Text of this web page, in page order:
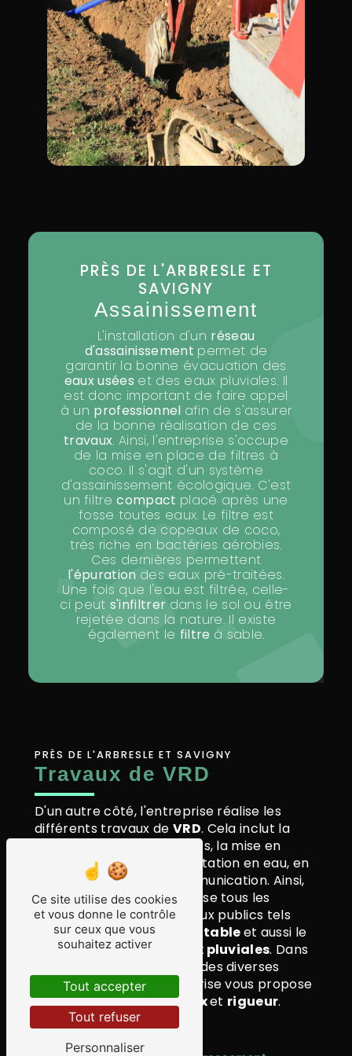
PRÈS DE L'ARBRESLE ET
SAVIGNY
Assainissement
L'installation d'un réseau
d'assainissement permet de
garantir la bonne évacuation des
eaux usées et des eaux pluviales. Il
est donc important de faire appel
à un professionnel afin de s'assurer
de la bonne réalisation de ces
travaux. Ainsi, l'entreprise s'occupe
de la mise en place de filtres à
coco. Il s'agit d'un système
d'assainissement écologique. C'est
un filtrecompact placé après une
fosse toutes eaux. Le filtre est
composé de copeaux de coco,
très riche en bactéries aérobies.
Ces dernières permettent
l'épuration des eaux pré-traitées.
Une fois que l'eau est filtrée, celle-
ci peut s'infiltrer dans le sol ou être
rejetée dans la nature. Il existe
également le filtre à sable.
PRÈS DE L'ARBRESLE ET SAVIGNY
Travaux de VRD
D'un autre côté, l'entreprise réalise les
différents travaux de VRD. Cela inclut la
réalisation de voies d'accès, la mise en
place de réseaux d'alimentation en eau, en
électricité et en télécommunication. Ainsi,
Trans TP Sain Beloisréalise tous les
raccordementsaux réseaux publics tels
quePTT,EDF,gaz, eau potableet aussi le
tout-à-l'égout et les
eaux pluviales. Dans
le respect des normes et des diverses
réglementations, l'entreprise vous propose
un travail fait avecsérieuxet rigueur.
Ce site utilise des cookies
et vous donne le contrôle
sur ceux que vous
souhaitez activer
Tout accepter
Tout refuser
Personnaliser